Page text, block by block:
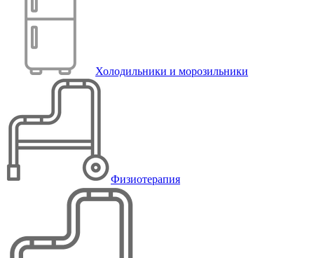
Холодильники и морозильники
Физиотерапия